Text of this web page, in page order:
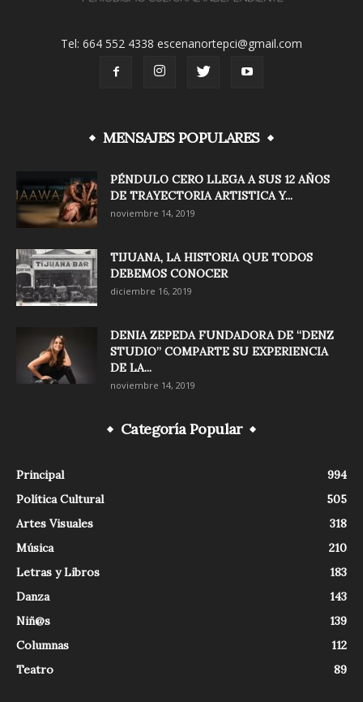
Tel: 664 552 4338 escenanortepci@gmail.com
MENSAJES POPULARES
PÉNDULO CERO LLEGA A SUS 12 AÑOS
DE TRAYECTORIA ARTISTICA Y...
noviembre 14, 2019
TIJUANA, LA HISTORIA QUE TODOS
DEBEMOS CONOCER
diciembre 16, 2019
DENIA ZEPEDA FUNDADORA DE “DENZ
STUDIO” COMPARTE SU EXPERIENCIA
DE LA...
noviembre 14, 2019
Categoría Popular
Principal
994
Política Cultural
505
Artes Visuales
318
Música
210
Letras y Libros
183
Danza
143
Niñ@s
139
Columnas
112
Teatro
89